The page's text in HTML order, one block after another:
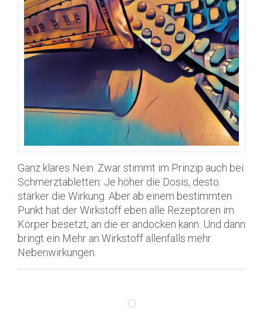
Ganz klares Nein. Zwar stimmt im Prinzip auch bei
Schmerztabletten: Je höher die Dosis, desto
stärker die Wirkung. Aber ab einem bestimmten
Punkt hat der Wirkstoff eben alle Rezeptoren im
Körper besetzt, an die er andocken kann. Und dann
bringt ein Mehr an Wirkstoff allenfalls mehr
Nebenwirkungen.